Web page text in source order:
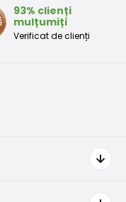
93% clienți
mulțumiți
Verificat de clienți